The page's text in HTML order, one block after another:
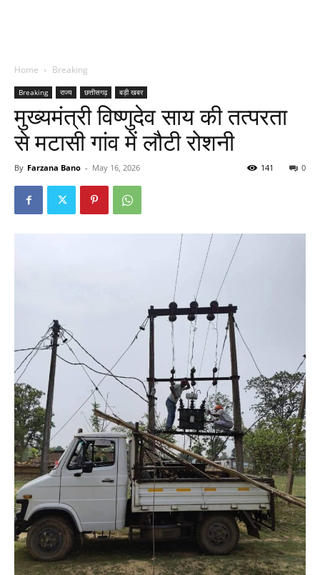
Home Breaking
Breaking राज्य छत्तीसगढ़ बड़ी खबर
मुख्यमंत्री विष्णुदेव साय की तत्परता
से मटासी गांव में लौटी रोशनी
By Farzana Bano - May 16, 2026 0
141